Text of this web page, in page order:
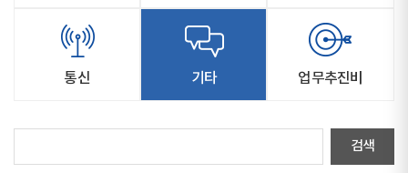
통신 기타 업무추진비